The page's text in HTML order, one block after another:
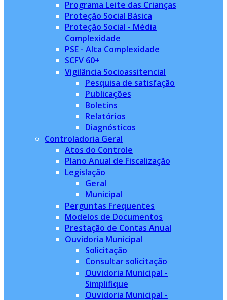
Programa Leite das Crianças
Proteção Social Básica
Proteção Social - Média
Complexidade
PSE - Alta Complexidade
SCFV 60+
Vigilância Socioassitencial
Pesquisa de satisfação
Publicações
Boletins
Relatórios
Diagnósticos
Controladoria Geral
Atos do Controle
Plano Anual de Fiscalização
Legislação
Geral
Municipal
Perguntas Frequentes
Modelos de Documentos
Prestação de Contas Anual
Ouvidoria Municipal
Solicitação
Consultar solicitação
Ouvidoria Municipal -
Simplifique
Ouvidoria Municipal -